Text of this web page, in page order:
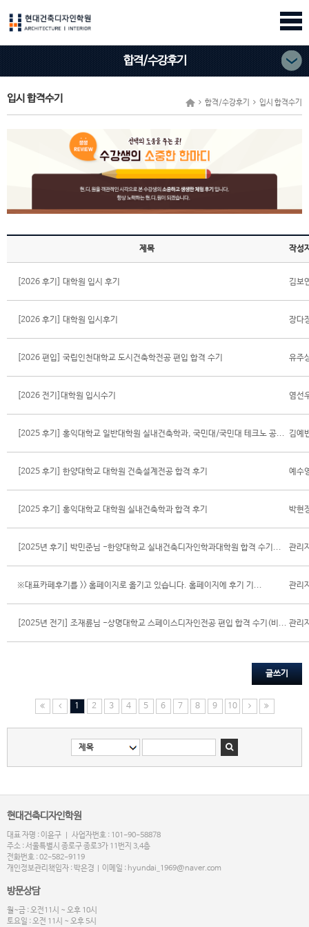
합격/수강후기
입시 합격수기 합격/수강후기 입시 합격수기
제목 작성
[2026 후기] 대학원 입시 후기 김보
[2026 후기] 대학원 입시후기 장다
[2026 편입] 국립인천대학교 도시건축학전공 편입 합격 수기 유주
[2026 전기]대학원 입시수기 염선
[2025 후기] 홍익대학교 일반대학원 실내건축학과, 국민대/국민대 테크노 공... 김예
[2025 후기] 한양대학교 대학원 건축설계전공 합격 후기 예수
[2025 후기] 홍익대학교 대학원 실내건축학과 합격 후기 박현
[2025년 후기] 박민준님 -한양대학교 실내건축디자인학과대학원 합격 수기... 관리
※대표카페후기를 >> 홈페이지로 옮기고 있습니다. 홈페이지에 후기 기... 관리
[2025년 전기] 조재륜님 -상명대학교 스페이스디자인전공 편입 합격 수기(비... 관리
글쓰기
1 2 3 4 5 6 7 8 9 10
현대건축디자인학원
대표 자명 : 이윤구 | 사업자번호 : 101-90-58878
주소 : 서울특별시 종로구 종로3가 11번지 3,4층
전화번호 : 02-582-9119
개인정보관리책임자 : 박은경 | 이메일 : hyundai_1969@naver.com
방문상담
월~금 : 오전11시 ~ 오후 10시
토요일 : 오전 11시 ~ 오후 5시